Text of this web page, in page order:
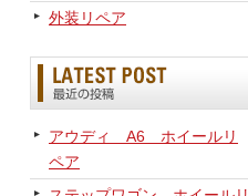
外装リペア
アウディ A6 ホイールリ
ペア